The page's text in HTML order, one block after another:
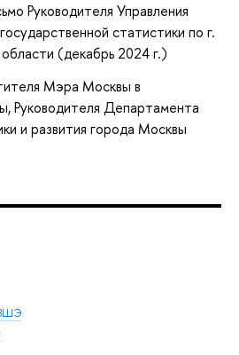
Руководителя Управления
статистики по г.
(декабрь 2024 г.)
Мэра Москвы в
Руководителя Департамента
и развития города Москвы
ВШЭ